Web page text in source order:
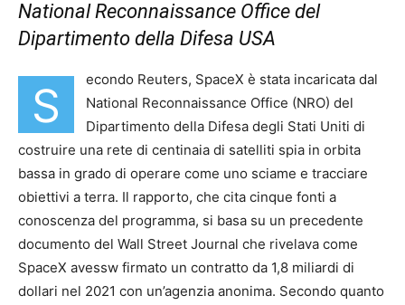
National Reconnaissance Office del
Dipartimento della Difesa USA
S
econdo Reuters, SpaceX è stata incaricata dal
National Reconnaissance Office (NRO) del
Dipartimento della Difesa degli Stati Uniti di
costruire una rete di centinaia di satelliti spia in orbita
bassa in grado di operare come uno sciame e tracciare
obiettivi a terra. Il rapporto, che cita cinque fonti a
conoscenza del programma, si basa su un precedente
documento del Wall Street Journal che rivelava come
SpaceX avessw firmato un contratto da 1,8 miliardi di
dollari nel 2021 con un’agenzia anonima. Secondo quanto